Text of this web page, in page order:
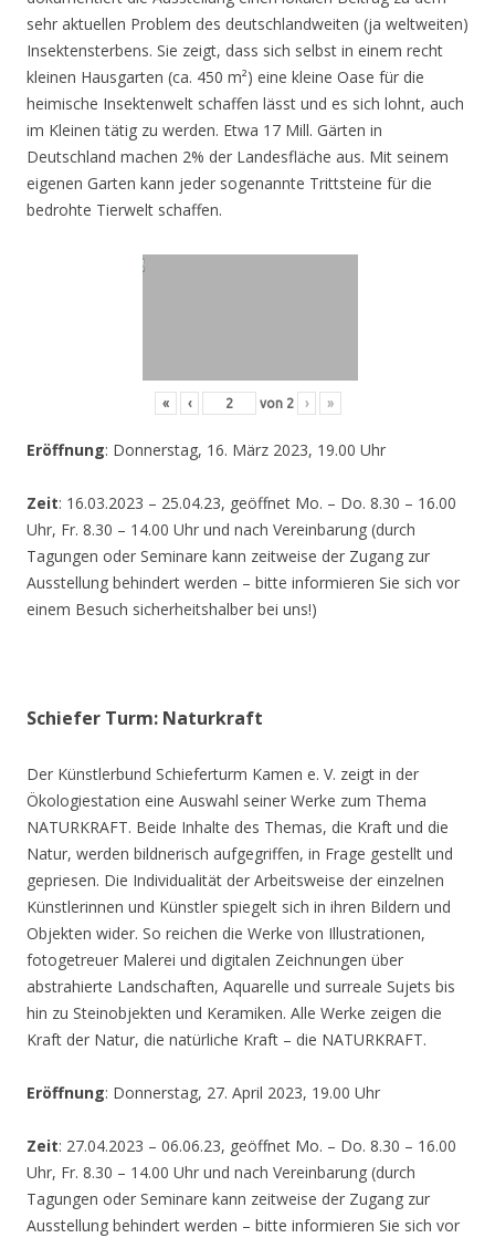
sehr aktuellen Problem des deutschlandweiten (ja weltweiten)
Insektensterbens. Sie zeigt, dass sich selbst in einem recht
kleinen Hausgarten (ca. 450 m²) eine kleine Oase für die
heimische Insektenwelt schaffen lässt und es sich lohnt, auch
im Kleinen tätig zu werden. Etwa 17 Mill. Gärten in
Deutschland machen 2% der Landesfläche aus. Mit seinem
eigenen Garten kann jeder sogenannte Trittsteine für die
bedrohte Tierwelt schaffen.
« ‹ von 2 › »
Eröffnung: Donnerstag, 16. März 2023, 19.00 Uhr
Zeit: 16.03.2023 – 25.04.23, geöffnet Mo. – Do. 8.30 – 16.00
Uhr, Fr. 8.30 – 14.00 Uhr und nach Vereinbarung (durch
Tagungen oder Seminare kann zeitweise der Zugang zur
Ausstellung behindert werden – bitte informieren Sie sich vor
einem Besuch sicherheitshalber bei uns!)
Schiefer Turm: Naturkraft
Der Künstlerbund Schieferturm Kamen e. V. zeigt in der
Ökologiestation eine Auswahl seiner Werke zum Thema
NATURKRAFT. Beide Inhalte des Themas, die Kraft und die
Natur, werden bildnerisch aufgegriffen, in Frage gestellt und
gepriesen. Die Individualität der Arbeitsweise der einzelnen
Künstlerinnen und Künstler spiegelt sich in ihren Bildern und
Objekten wider. So reichen die Werke von Illustrationen,
fotogetreuer Malerei und digitalen Zeichnungen über
abstrahierte Landschaften, Aquarelle und surreale Sujets bis
hin zu Steinobjekten und Keramiken. Alle Werke zeigen die
Kraft der Natur, die natürliche Kraft – die NATURKRAFT.
Eröffnung: Donnerstag, 27. April 2023, 19.00 Uhr
Zeit: 27.04.2023 – 06.06.23, geöffnet Mo. – Do. 8.30 – 16.00
Uhr, Fr. 8.30 – 14.00 Uhr und nach Vereinbarung (durch
Tagungen oder Seminare kann zeitweise der Zugang zur
Ausstellung behindert werden – bitte informieren Sie sich vor